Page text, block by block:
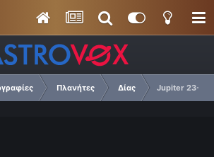
Πλανήτες Δίας Jupiter 23-